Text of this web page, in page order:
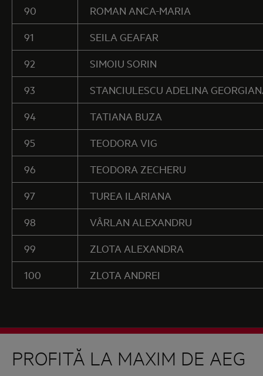
90
ROMAN ANCA-MARIA
91
SEILA GEAFAR
92
SIMOIU SORIN
93
STANCIULESCU ADELINA
94
TATIANA BUZA
95
TEODORA VIG
96
TEODORA ZECHERU
97
TUREA ILARIANA
98
VÂRLAN ALEXANDRU
99
ZLOTA ALEXANDRA
100
ZLOTA ANDREI
PROFITĂ LA MAXIM DE AEG